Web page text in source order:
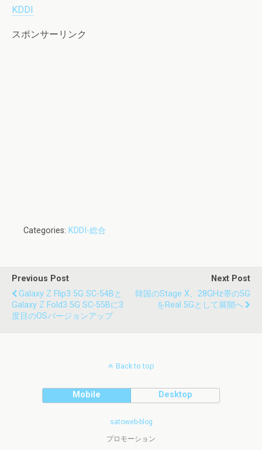
KDDI
スポンサーリンク
Categories: KDDI-総合
Previous Post
Galaxy Z Flip3 5G SC-54Bと
Galaxy Z Fold3 5G SC-55Bに3
度目のOSバージョンアップ
Next Post
韓国のStage X、28GHz帯の5G
をReal 5Gとして展開へ
Back to top
Mobile Desktop
satoweb-blog
プロモーション